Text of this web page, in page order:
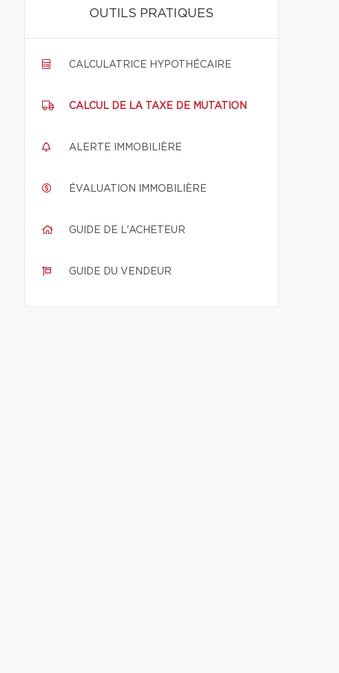
OUTILS PRATIQUES
CALCULATRICE HYPOTHÉCAIRE
CALCUL DE LA TAXE DE MUTATION
ALERTE IMMOBILIÈRE
ÉVALUATION IMMOBILIÈRE
GUIDE DE L'ACHETEUR
GUIDE DU VENDEUR